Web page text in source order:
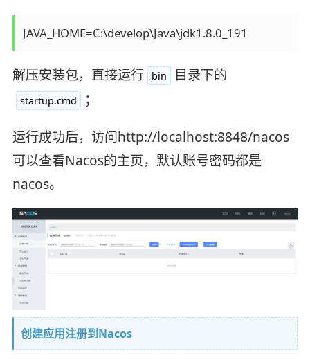
JAVA_HOME=C:\develop\Java\jdk1.8.0_191
解压安装包，直接运行 bin 目录下的
startup.cmd ；
运行成功后，访问http://localhost:8848/nacos
可以查看Nacos的主页，默认账号密码都是
nacos。
创建应用注册到Nacos